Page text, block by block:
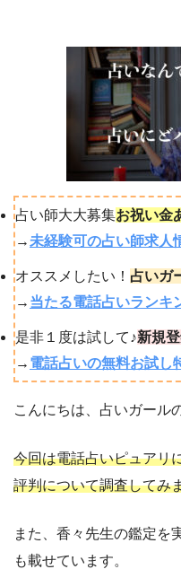
占い師大大募集お祝い金
→未経験可の占い師求人
オススメしたい！ 占いガ
→ 当たる電話占いランキ
是非１度は試して♪新規
→ 電話占いの無料お試し
こんにちは、占いガール
今回は電話占いピュアリ
評判について調査してみ
また、香々先生の鑑定を
も載せています。